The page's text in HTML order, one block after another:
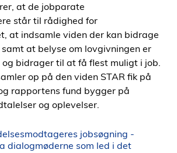
at de jobparate
står til rådighed for
at indsamle viden der kan bidrage
at belyse om lovgivningen er
bidrager til at få flest muligt i job.
op på den viden STAR fik på
rapportens fund bygger på
og oplevelser.
jobsøgning -
dialogmøderne som led i det